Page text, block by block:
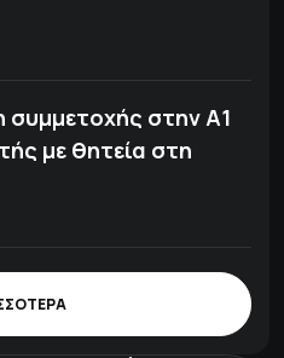
στην Α1
με θητεία στη